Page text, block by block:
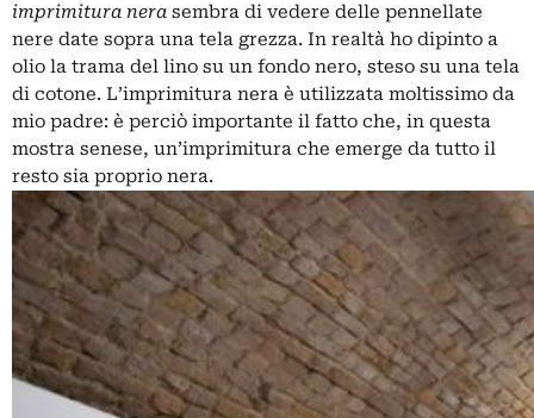
imprimitura nera sembra di vedere delle pennellate
nere date sopra una tela grezza. In realtà ho dipinto a
olio la trama del lino su un fondo nero, steso su una tela
di cotone. L’imprimitura nera è utilizzata moltissimo da
mio padre: è perciò importante il fatto che, in questa
mostra senese, un’imprimitura che emerge da tutto il
resto sia proprio nera.